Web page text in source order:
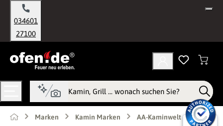
springen
034601
27100
Marken Kamin Marken
AA-Kaminwelt